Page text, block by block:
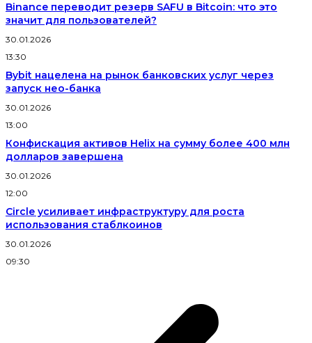
Binance переводит резерв SAFU в Bitcoin: что это
значит для пользователей?
30.01.2026
13:30
Bybit нацелена на рынок банковских услуг через
запуск нео-банка
30.01.2026
13:00
Конфискация активов Helix на сумму более 400 млн
долларов завершена
30.01.2026
12:00
Circle усиливает инфраструктуру для роста
использования стаблкоинов
30.01.2026
09:30